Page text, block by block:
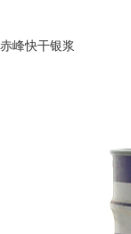
赤峰快干银浆